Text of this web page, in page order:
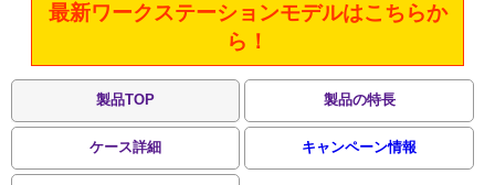
最新ワークステーションモデルはこちらか
ら！
製品TOP 製品の特長
ケース詳細 キャンペーン情報